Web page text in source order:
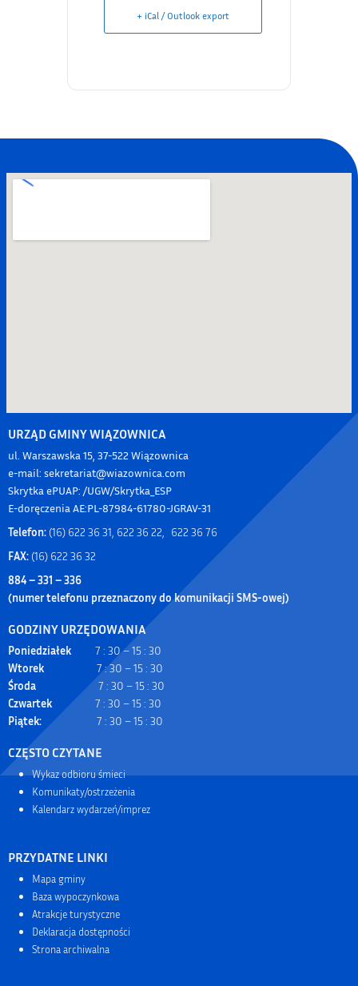
+ iCal / Outlook export
URZĄD GMINY WIĄZOWNICA
ul. Warszawska 15, 37-522 Wiązownica
e-mail: sekretariat@wiazownica.com
Skrytka ePUAP: /UGW/Skrytka_ESP
E-doręczenia AE:PL-87984-61780-JGRAV-31
Telefon: (16) 622 36 31, 622 36 22, 622 36 76
FAX: (16) 622 36 32
884 – 331 – 336
(numer telefonu przeznaczony do komunikacji SMS-owej)
GODZINY URZĘDOWANIA
Poniedziałek 7 : 30 – 15 : 30
Wtorek 7 : 30 – 15 : 30
Środa 7 : 30 – 15 : 30
Czwartek 7 : 30 – 15 : 30
Piątek: 7 : 30 – 15 : 30
CZĘSTO CZYTANE
Wykaz odbioru śmieci
Komunikaty/ostrzeżenia
Kalendarz wydarzeń/imprez
PRZYDATNE LINKI
Mapa gminy
Baza wypoczynkowa
Atrakcje turystyczne
Deklaracja dostępności
Strona archiwalna